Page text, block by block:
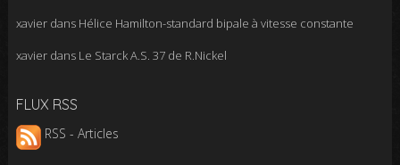
xavierdans Hélice Hamilton-standard bipale à vitesse constante
xavierdans Le Starck A.S. 37 de R.Nickel
FLUX RSS
RSS - Articles